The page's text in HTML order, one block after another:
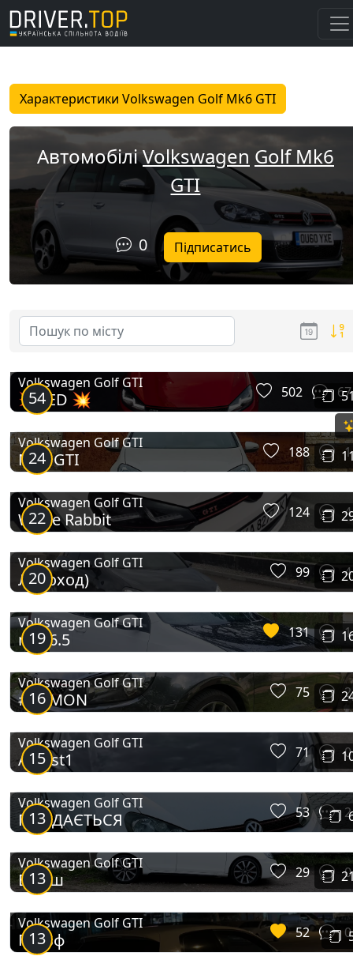
Характеристики Volkswagen Golf Mk6 GTI
АвтомобіліVolkswagen Golf Mk6
GTI
0 Підписатись
54
Volkswagen Golf GTI
💥RED 💥 502 67
24
Volkswagen Golf GTI
Mk6 GTI 188 1
22
Volkswagen Golf GTI
White Rabbit 124 4
20
Volkswagen Golf GTI
Луноход) 99 4
19
Volkswagen Golf GTI
mk_6.5 131 1
16
Volkswagen Golf GTI
#DEMON 75 2
15
Volkswagen Golf GTI
APR st1 71 0
13
Volkswagen Golf GTI
ПРОДАЄТЬСЯ 53 2
13
Volkswagen Golf GTI
Біляш 29 0
13
Volkswagen Golf GTI
Гольф 52 0